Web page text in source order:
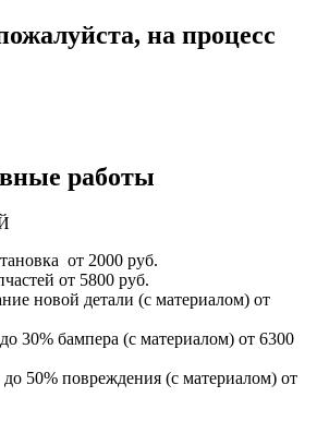
на процесс
работы
от 2000 руб.
от 5800 руб.
новой детали (с материалом) от
30% бампера (с материалом) от 6300
50% повреждения (с материалом) от